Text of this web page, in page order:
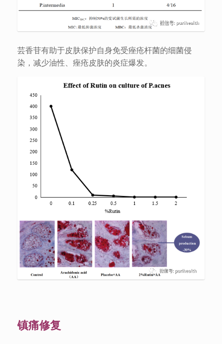
芸香苷有助于皮肤保护自身免受痤疮杆菌的细菌侵
染，减少油性、痤疮皮肤的炎症爆发。
镇痛修复